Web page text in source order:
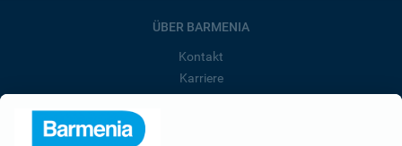
ÜBER BARMENIA
Kontakt
Karriere